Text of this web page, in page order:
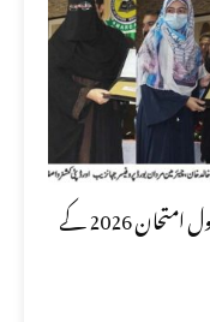
تعلیمی بورڈ مردان نے ایس ایس سی سالانہ اول امتحان 2026 کے